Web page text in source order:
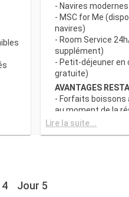
- Navires
- MSC for Me
navires)
- Room Service
supplément)
- Petit-déjeuner en
gratuite)
AVANTAGES
- Forfaits boissons
au moment de la
- Buffet avec grand
Lire la suite...
Jour 5